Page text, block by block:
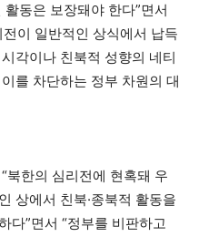
동은 보장돼야 한다”면서
이 일반적인 상식에서 납득
각이나 친북적 성향의 네티
를 차단하는 정부 차원의 대
북한의 심리전에 현혹돼 우
상에서 친북·종북적 활동을
다”면서 “정부를 비판하고